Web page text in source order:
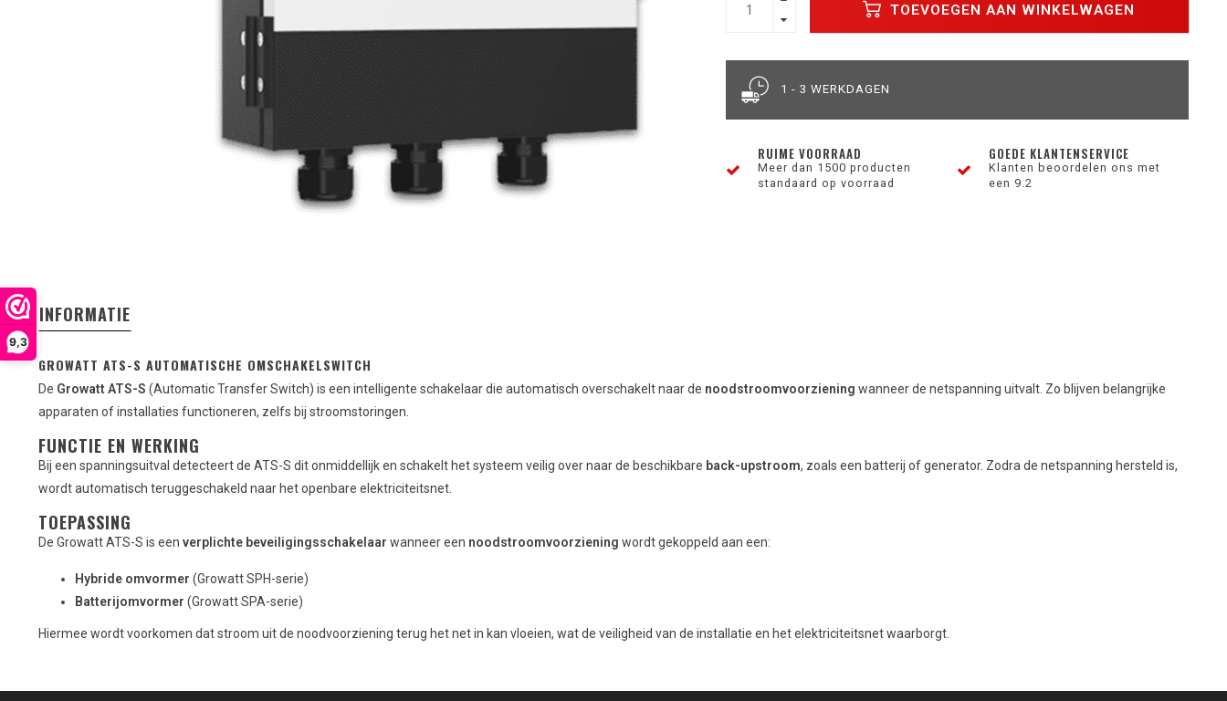
9,3
TOEVOEGEN AAN WINKELWAGEN
1 - 3 WERKDAGEN
RUIME VOORRAAD
Meer dan 1500 producten
standaard op voorraad
GOEDE KLANTENSERVICE
Klanten beoordelen ons met
een 9.2
INFORMATIE
GROWATT ATS-S AUTOMATISCHE OMSCHAKELSWITCH
De Growatt ATS-S (Automatic Transfer Switch) is een intelligente schakelaar die automatisch overschakelt naar de noodstroomvoorziening wanneer de netspanning uitvalt. Zo blijven belangrijke
apparaten of installaties functioneren, zelfs bij stroomstoringen.
FUNCTIE EN WERKING
Bij een spanningsuitval detecteert de ATS-S dit onmiddellijk en schakelt het systeem veilig over naar de beschikbare back-upstroom, zoals een batterij of generator. Zodra de netspanning hersteld is,
wordt automatisch teruggeschakeld naar het openbare elektriciteitsnet.
TOEPASSING
De Growatt ATS-S is een verplichte beveiligingsschakelaar wanneer een noodstroomvoorziening wordt gekoppeld aan een:
Hybride omvormer (Growatt SPH-serie)
Batterijomvormer (Growatt SPA-serie)
Hiermee wordt voorkomen dat stroom uit de noodvoorziening terug het net in kan vloeien, wat de veiligheid van de installatie en het elektriciteitsnet waarborgt.